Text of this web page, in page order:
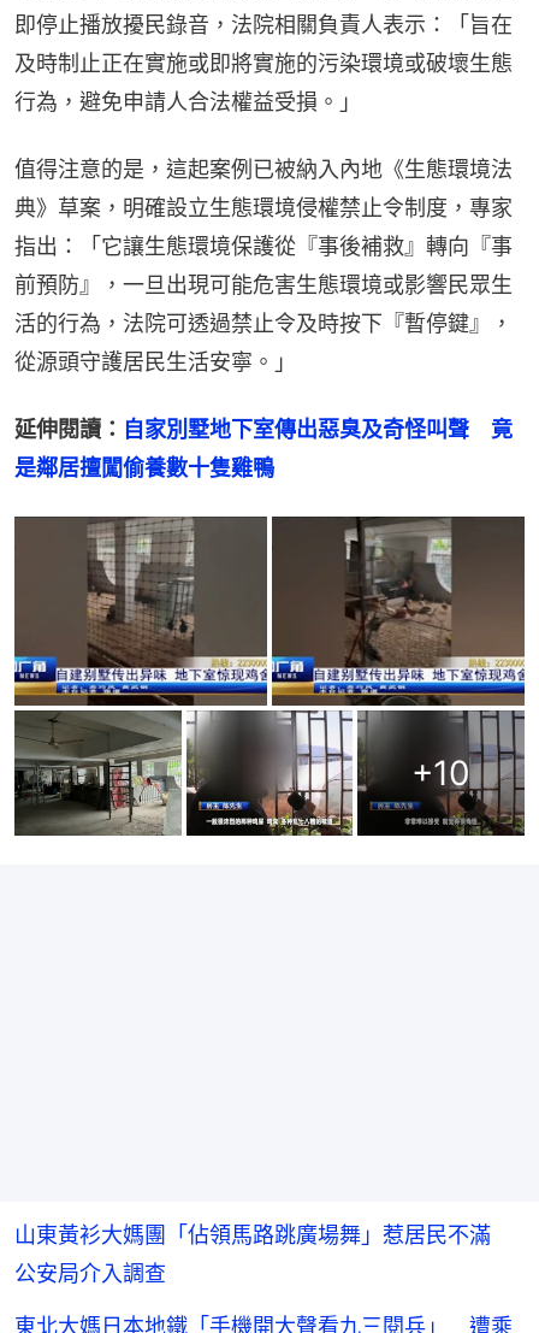
即停止播放擾民錄音，法院相關負責人表示：「旨在
及時制止正在實施或即將實施的污染環境或破壞生態
行為，避免申請人合法權益受損。」
值得注意的是，這起案例已被納入內地《生態環境法
典》草案，明確設立生態環境侵權禁止令制度，專家
指出：「它讓生態環境保護從『事後補救』轉向『事
前預防』，一旦出現可能危害生態環境或影響民眾生
活的行為，法院可透過禁止令及時按下『暫停鍵』，
從源頭守護居民生活安寧。」
延伸閱讀： 自家別墅地下室傳出惡臭及奇怪叫聲　竟
是鄰居擅闖偷養數十隻雞鴨
+10
山東黃衫大媽團「佔領馬路跳廣場舞」惹居民不滿
公安局介入調查
東北大媽日本地鐵「手機開大聲看九三閱兵」 遭乘